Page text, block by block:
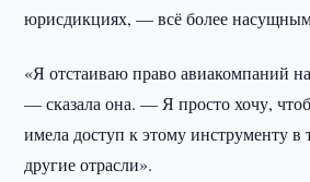
юрисдикциях, — всё более
«Я отстаиваю право авиакомпаний
— сказала она. — Я просто хочу,
имела доступ к этому инструменту в
другие отрасли».